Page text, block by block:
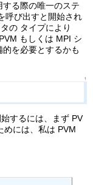
る際の唯一のステ
呼び出すと開始され
の タイプにより
もしくは MPI シ
を必要とするかも
↑
するには、まず PV
めには、私は PVM